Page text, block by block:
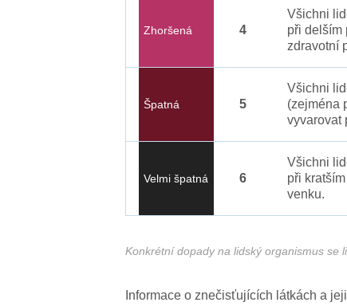
Zhoršená 4
Všichni
při delším
zdravotní
Špatná 5
Všichni
(zejména
vyvarovat
Velmi špatná 6
Všichni
při
venku.
Konkrétní dopady na lidský organismus se
Informace o znečisťujících látkách a